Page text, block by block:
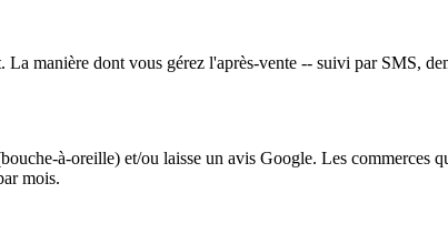
La manière dont vous gérez l'après-vente -- suivi par SMS,
à-oreille) et/ou laisse un avis Google. Les commerces
mois.